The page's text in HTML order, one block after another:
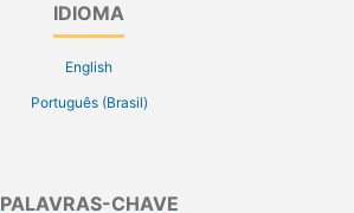
IDIOMA
English
Português (Brasil)
PALAVRAS-CHAVE